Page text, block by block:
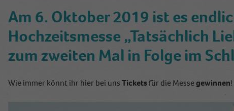
Am 6. Oktober 2019 ist es
Hochzeitsmesse „Tatsächlich
zum zweiten Mal in Folge im
Wie immer könnt ihr hier bei unsTicketsfür die Messe gewinnen